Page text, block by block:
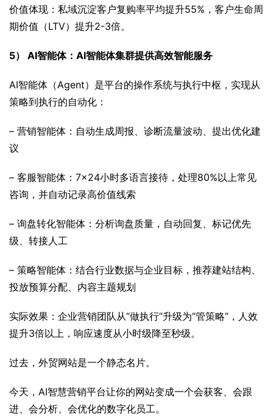
价值体现：私域沉淀客户复购率平均提升55%，客户生命周
期价值（LTV）提升2-3倍。
5） AI智能体：AI智能体集群提供高效智能服务
AI智能体（Agent）是平台的操作系统与执行中枢，实现从
策略到执行的自动化：
– 营销智能体：自动生成周报、诊断流量波动、提出优化建
议
– 客服智能体：7×24小时多语言接待，处理80%以上常见
咨询，并自动记录高价值线索
– 询盘转化智能体：分析询盘质量，自动回复、标记优先
级、转接人工
– 策略智能体：结合行业数据与企业目标，推荐建站结构、
投放预算分配、内容主题规划
实际效果：企业营销团队从“做执行”升级为“管策略”，人效
提升3倍以上，响应速度从小时级降至秒级。
过去，外贸网站是一个静态名片。
今天，AI智慧营销平台让你的网站变成一个会获客、会跟
进、会分析、会优化的数字化员工。